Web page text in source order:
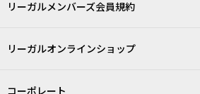
リーガルメンバーズ会員規約
リーガルオンラインショップ
コーポレート